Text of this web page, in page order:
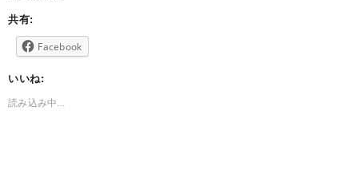
共有:
Facebook
いいね:
読み込み中...